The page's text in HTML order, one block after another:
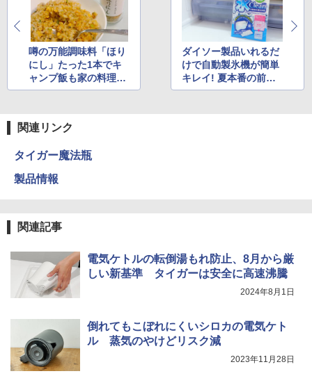
噂の万能調味料「ほり
にし」たった1本でキ
ャンプ飯も家の料理も
味が決まる!
ダイソー製品いれるだ
けで自動製氷機が簡単
キレイ! 夏本番の前に
安心
関連リンク
タイガー魔法瓶
製品情報
関連記事
電気ケトルの転倒湯もれ防止、8月から厳
しい新基準 タイガーは安全に高速沸騰
2024年8月1日
倒れてもこぼれにくいシロカの電気ケト
ル 蒸気のやけどリスク減
2023年11月28日